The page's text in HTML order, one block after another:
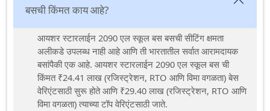
बसची किंमत काय आहे?
आयशर स्टारलाईन 2090 एल स्कूल बस बसची सीटिंग क्षमता
अलीकडे उपलब्ध नाही आहे आणि ती भारतातील सर्वात आरामदायक
बसांपैकी एक आहे. आयशर स्टारलाईन 2090 एल स्कूल बस ची
किंमत ₹24.41 लाख (रजिस्ट्रेशन, RTO आणि विमा वगळता) बेस
वेरिएंटसाठी सुरू होते आणि ₹29.40 लाख (रजिस्ट्रेशन, RTO आणि
विमा वगळता) त्याच्या टॉप वेरिएंटसाठी जाते.